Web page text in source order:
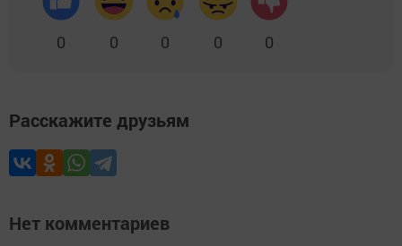
0 0 0 0 0
Расскажите друзьям
Нет комментариев